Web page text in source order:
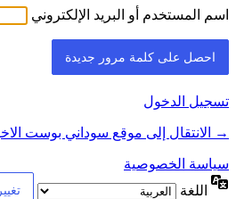
اسم المستخدم أو البريد الإلكتروني
تسجيل الدخول
→ الانتقال إلى موقع سوداني بوست
سياسة الخصوصية
اللغة